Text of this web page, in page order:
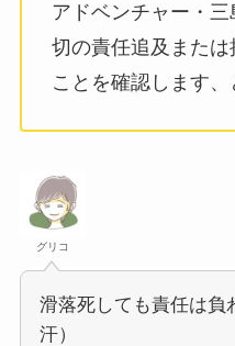
アドベンチャー・
切の責任追及また
ことを確認します、
グリコ
滑落死しても責任は負
汗）